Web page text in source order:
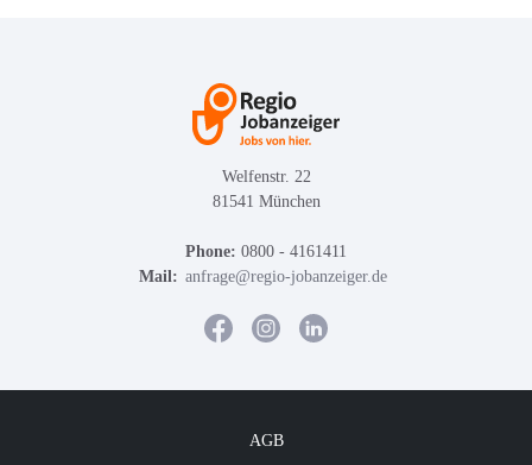
Welfenstr. 22
81541 München
Phone: 0800 - 4161411
Mail: anfrage@regio-jobanzeiger.de
AGB